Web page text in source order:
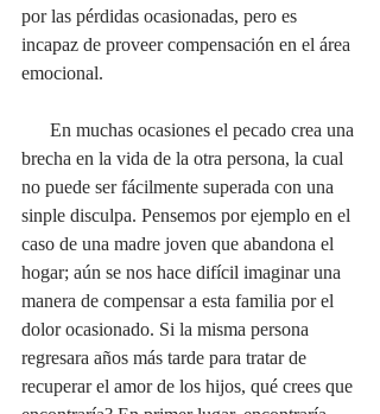
por las pérdidas ocasionadas, pero es
incapaz de proveer compensación en el área
emocional.
brecha en la vida de la otra persona, la cual
no puede ser fácilmente superada con una
sinple disculpa. Pensemos por ejemplo en el
caso de una madre joven que abandona el
hogar; aún se nos hace difícil imaginar una
manera de compensar a esta familia por el
dolor ocasionado. Si la misma persona
regresara años más tarde para tratar de
recuperar el amor de los hijos, qué crees que